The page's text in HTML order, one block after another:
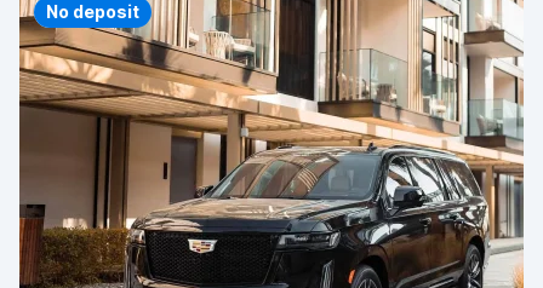
Priority
No deposit